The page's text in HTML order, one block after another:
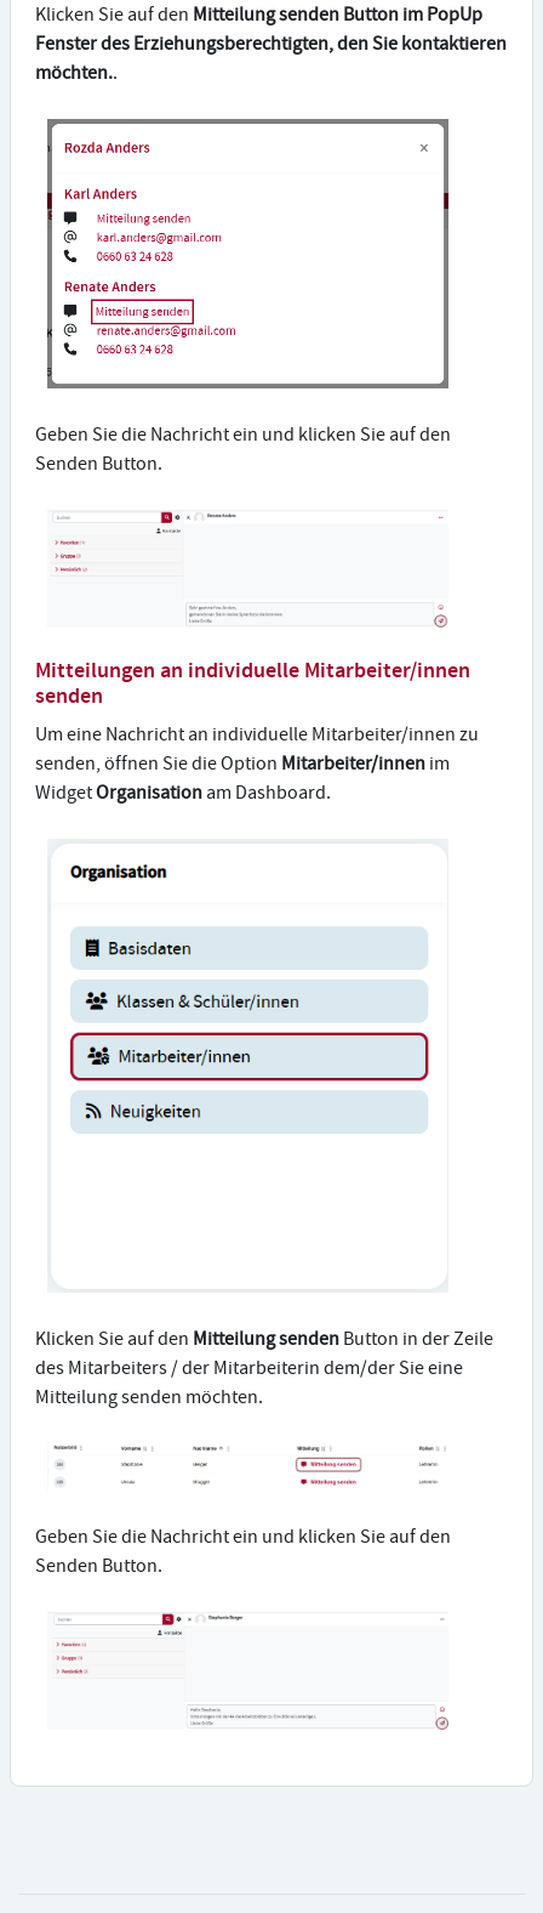
Klicken Sie auf den Mitteilung senden Button im PopUp
Fenster des Erziehungsberechtigten, den Sie kontaktieren
möchten..
Geben Sie die Nachricht ein und klicken Sie auf den
Senden Button.
Mitteilungen an individuelle Mitarbeiter/innen
senden
Um eine Nachricht an individuelle Mitarbeiter/innen zu
senden, öffnen Sie die Option Mitarbeiter/innen im
WidgetOrganisation am Dashboard.
Klicken Sie auf den Mitteilung senden Button in der Zeile
des Mitarbeiters / der Mitarbeiterin dem/der Sie eine
Mitteilung senden möchten.
Geben Sie die Nachricht ein und klicken Sie auf den
Senden Button.